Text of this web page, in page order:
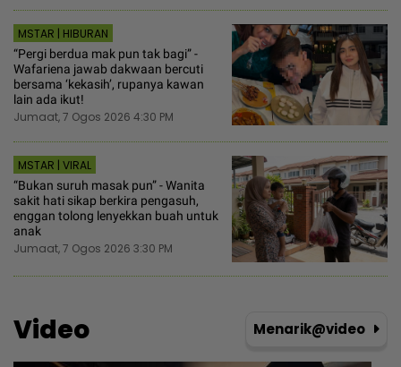
MSTAR | HIBURAN
“Pergi berdua mak pun tak bagi” -
Wafariena jawab dakwaan bercuti
bersama ‘kekasih’, rupanya kawan
lain ada ikut!
Jumaat, 7 Ogos 2026 4:30 PM
MSTAR | VIRAL
“Bukan suruh masak pun” - Wanita
sakit hati sikap berkira pengasuh,
enggan tolong lenyekkan buah untuk
anak
Jumaat, 7 Ogos 2026 3:30 PM
Video Menarik@video